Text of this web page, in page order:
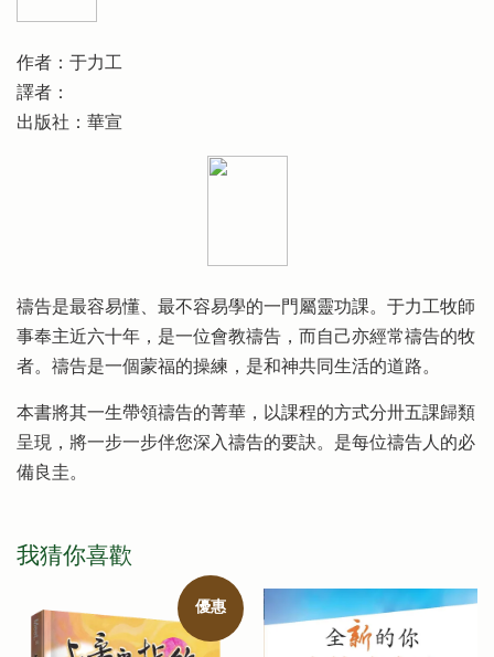
作者：于力工
譯者：
出版社：華宣
禱告是最容易懂、最不容易學的一門屬靈功課。于力工牧師
事奉主近六十年，是一位會教禱告，而自己亦經常禱告的牧
者。禱告是一個蒙福的操練，是和神共同生活的道路。
本書將其一生帶領禱告的菁華，以課程的方式分卅五課歸類
呈現，將一步一步伴您深入禱告的要訣。是每位禱告人的必
備良圭。
我猜你喜歡
優惠